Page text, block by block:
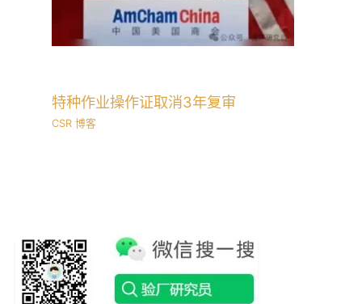
特种作业操作证取消3年复审
CSR 博客